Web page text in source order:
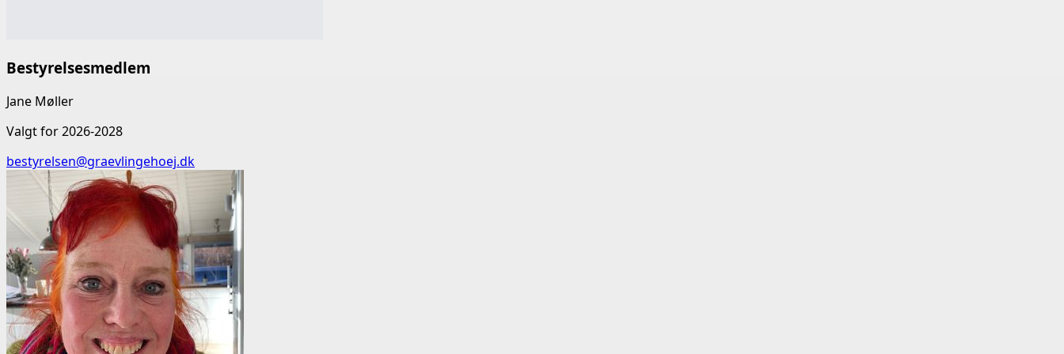
Bestyrelsesmedlem
Jane Møller
Valgt for 2026-2028
bestyrelsen@graevlingehoej.dk